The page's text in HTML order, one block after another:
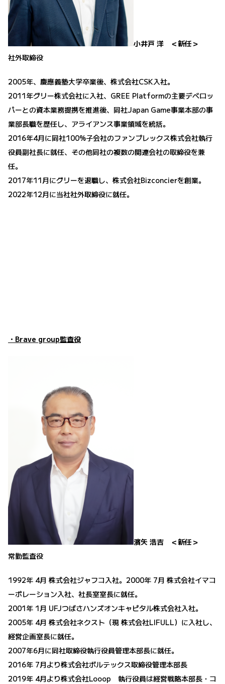
小井戸 洋 ＜新任＞
社外取締役
2005年、慶應義塾大学卒業後、株式会社CSK入社。
2011年グリー株式会社に入社、GREE Platformの主要デベロッ
パーとの資本業務提携を推進後、同社Japan Game事業本部の事
業部長職を歴任し、アライアンス事業領域を統括。
2016年4月に同社100%子会社のファンプレックス株式会社執行
役員副社長に就任、その他同社の複数の関連会社の取締役を兼
任。
2017年11月にグリーを退職し、株式会社Bizconcierを創業。
2022年12月に当社社外取締役に就任。
・Brave group監査役
濱矢 浩吉 ＜新任＞
常勤監査役
1992年 4月 株式会社ジャフコ入社。2000年 7月 株式会社イマコ
ーポレーション入社、社長室室長に就任。
2001年 1月 UFJつばさハンズオンキャピタル株式会社入社。
2005年 4月 株式会社ネクスト（現 株式会社LIFULL）に入社し、
経営企画室長に就任。
2007年6月に同社取締役執行役員管理本部長に就任。
2016年 7月より株式会社ボルテックス取締役管理本部長
2019年 4月より株式会社Looop 執行役員は経営戦略本部長・コ